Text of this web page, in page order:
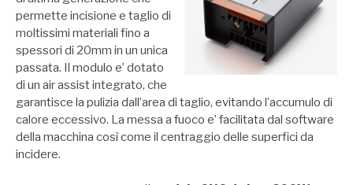
permette incisione e taglio di
moltissimi materiali fino a
spessori di 20mm in un unica
passata. Il modulo e’ dotato
di un air assist integrato, che
garantisce la pulizia dall’area di taglio, evitando l’accumulo di
calore eccessivo. La messa a fuoco e’ facilitata dal software
della macchina così come il centraggio delle superfici da
incidere.